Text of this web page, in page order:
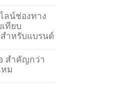
ลน์ช่องทาง
ทียบ
ำหรับแบรนด์
สำคัญกว่า
หม